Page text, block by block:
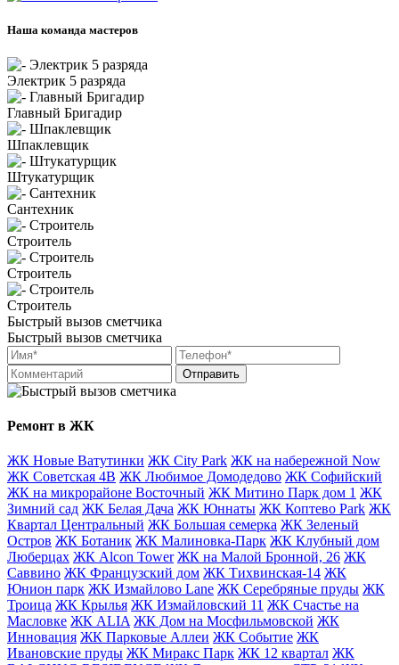
Наша команда мастеров
Электрик 5 разряда
Главный Бригадир
Шпаклевщик
Штукатурщик
Сантехник
Строитель
Строитель
Строитель
Быстрый вызов сметчика
Быстрый вызов сметчика
Отправить
Ремонт в ЖК
ЖК Новые Ватутинки ЖК City Park ЖК на набережной Now
ЖК Советская 4В ЖК Любимое Домодедово ЖК Софийский
ЖК на микрорайоне Восточный ЖК Митино Парк дом 1 ЖК
Зимний сад ЖК Белая Дача ЖК Юннаты ЖК Коптево Park ЖК
Квартал Центральный ЖК Большая семерка ЖК Зеленый
Остров ЖК Ботаник ЖК Малиновка-Парк ЖК Клубный дом
Люберцах ЖК Alcon Tower ЖК на Малой Бронной, 26 ЖК
Саввино ЖК Французский дом ЖК Тихвинская-14 ЖК
Юнион парк ЖК Измайлово Lane ЖК Серебряные пруды ЖК
Троица ЖК Крылья ЖК Измайловский 11 ЖК Счастье на
Масловке ЖК ALIA ЖК Дом на Мосфильмовской ЖК
Инновация ЖК Парковые Аллеи ЖК Событие ЖК
Ивановские пруды ЖК Миракс Парк ЖК 12 квартал ЖК